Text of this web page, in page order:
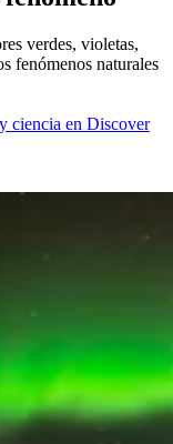
verdes, violetas,
fenómenos naturales
ciencia en Discover